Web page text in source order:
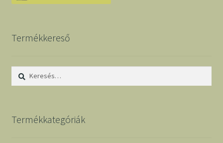
Termékkereső
Keresés:
Termékkategóriák